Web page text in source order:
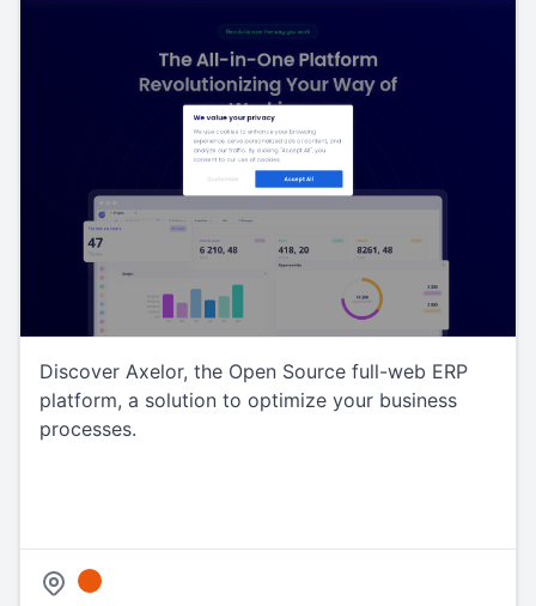
Discover Axelor, the Open Source full-web ERP
platform, a solution to optimize your business
processes.